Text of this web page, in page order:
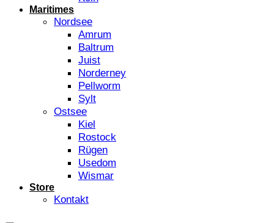
Maritimes
Nordsee
Amrum
Baltrum
Juist
Norderney
Pellworm
Sylt
Ostsee
Kiel
Rostock
Rügen
Usedom
Wismar
Store
Kontakt